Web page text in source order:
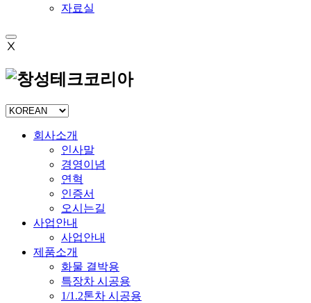
자료실
Ⅹ
회사소개
인사말
경영이념
연혁
인증서
오시는길
사업안내
사업안내
제품소개
화물 결박용
특장차 시공용
1/1.2톤차 시공용